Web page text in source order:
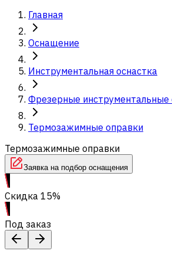
Главная
Оснащение
Инструментальная оснастка
Фрезерные инструментальные
Термозажимные оправки
Термозажимные оправки
Заявка на подбор оснащения
Скидка 15%
Под заказ